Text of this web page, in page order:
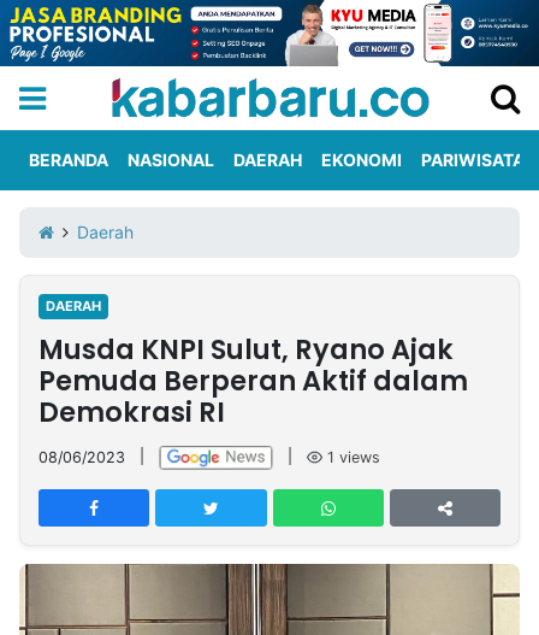
Iklan
Berita
Kami
Nasional
International
Olahraga
Entertainment
Daerah
Pariwisata
Kuliner
Kolom
Network
PT
TREETAN
INDONESIA
BERANDA NASIONAL DAERAH EKONOMI PARIWISATA
Daerah
DAERAH
Musda KNPI Sulut, Ryano Ajak
Pemuda Berperan Aktif dalam
Demokrasi RI
08/06/2023 1 views